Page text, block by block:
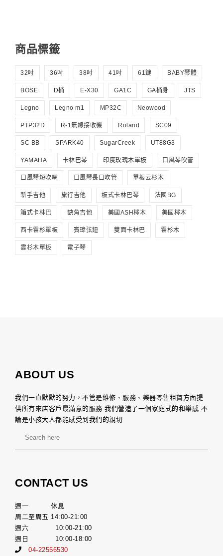
商品標籤
32吋 36吋 38吋 41吋 61鍵 BABY琴體
BOSE D桶 E-X30 GA1C GA桶身 JTS
Legno Legno m1 MP32C Neowood
PTP32D R-1無線接收機 Roland SC09
SC BB SPARK40 SugarCreek UT88G3
YAMAHA 卡林巴琴 印度玫瑰木單板 口風琴吹管
口風琴短吹嘴 口風琴長口吹管 單板云杉木
新手吉他 旅行吉他 板式卡林巴琴 法國BG
箱式卡林巴 缺角吉他 美國ASH梣木 美國梣木
西卡雲杉單板 賓瑋弦鈕 雙面卡林巴 雲杉木
雲杉木單板 電子琴
ABOUT US
我們一直默默的努力，不管是維修、服務、樂器零售租賃方面提
供所有來店客戶最滿意的服務 我們營造了一個家庭式的和樂感 不
論是小孩大人都能感受到我們的親切
CONTACT US
週一 休息
周二至周五 14:00-21:00
週六 10:00-21:00
週日 10:00-18:00
04-22556530